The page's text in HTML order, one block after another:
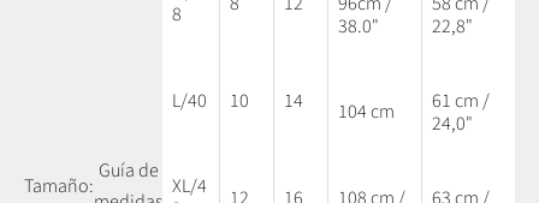
Tamaño:
Guía de
8
38.0"
22,8"
L/40 10 14 104 cm
61 cm /
24,0"
XL/4